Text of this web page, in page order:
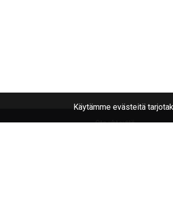
Käytämme evästeitä
Ota yhteyttä